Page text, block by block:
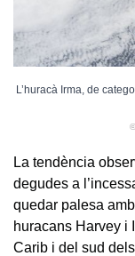
L’huracà Irma, de
La tendència
degudes a
quedar palesa
huracans Harvey i
Carib i del sud